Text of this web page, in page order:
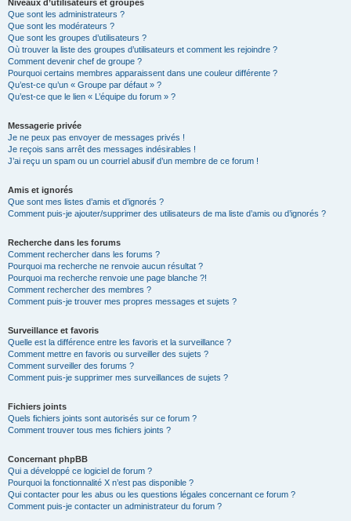
Niveaux d’utilisateurs et groupes
Que sont les administrateurs ?
Que sont les modérateurs ?
Que sont les groupes d’utilisateurs ?
Où trouver la liste des groupes d’utilisateurs et comment les rejoindre ?
Comment devenir chef de groupe ?
Pourquoi certains membres apparaissent dans une couleur différente ?
Qu’est-ce qu’un « Groupe par défaut » ?
Qu’est-ce que le lien « L’équipe du forum » ?
Messagerie privée
Je ne peux pas envoyer de messages privés !
Je reçois sans arrêt des messages indésirables !
J’ai reçu un spam ou un courriel abusif d’un membre de ce forum !
Amis et ignorés
Que sont mes listes d’amis et d’ignorés ?
Comment puis-je ajouter/supprimer des utilisateurs de ma liste d’amis ou d’ignorés ?
Recherche dans les forums
Comment rechercher dans les forums ?
Pourquoi ma recherche ne renvoie aucun résultat ?
Pourquoi ma recherche renvoie une page blanche ?!
Comment rechercher des membres ?
Comment puis-je trouver mes propres messages et sujets ?
Surveillance et favoris
Quelle est la différence entre les favoris et la surveillance ?
Comment mettre en favoris ou surveiller des sujets ?
Comment surveiller des forums ?
Comment puis-je supprimer mes surveillances de sujets ?
Fichiers joints
Quels fichiers joints sont autorisés sur ce forum ?
Comment trouver tous mes fichiers joints ?
Concernant phpBB
Qui a développé ce logiciel de forum ?
Pourquoi la fonctionnalité X n’est pas disponible ?
Qui contacter pour les abus ou les questions légales concernant ce forum ?
Comment puis-je contacter un administrateur du forum ?